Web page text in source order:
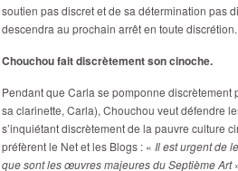
soutien pas discret et de sa détermination pas
descendra au prochain arrêt en toute discrétion.
Chouchou fait discrètement son cinoche.
Pendant que Carla se pomponne discrètement
sa clarinette, Carla), Chouchou veut défendre
s’inquiétant discrètement de la pauvre culture
préfèrent le Net et les Blogs : « Il est urgent de
que sont les œuvres majeures du Septième Art